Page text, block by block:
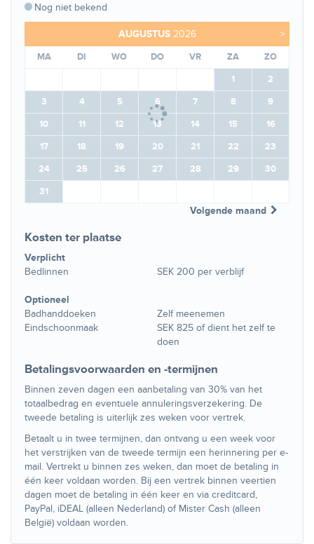
Nog niet bekend
>
AUGUSTUS 2026
MA DI WO DO VR ZA
ZO
1
2
3
4 5 6 7 8
9
10
11 12 13 14 15
16
17
18 19 20 21 22
23
24
25 26 27 28 29
30
31
Volgende maand
Kosten ter plaatse
Verplicht
Bedlinnen
SEK 200 per verblijf
Optioneel
Badhanddoeken
Zelf meenemen
Eindschoonmaak
SEK 825 of dient het zelf te
doen
Betalingsvoorwaarden en -termijnen
Binnen zeven dagen een aanbetaling van 30% van het
totaalbedrag en eventuele annuleringsverzekering. De
tweede betaling is uiterlijk zes weken voor vertrek.
Betaalt u in twee termijnen, dan ontvang u een week voor
het verstrijken van de tweede termijn een herinnering per e-
mail. Vertrekt u binnen zes weken, dan moet de betaling in
één keer voldaan worden. Bij een vertrek binnen veertien
dagen moet de betaling in één keer en via creditcard,
PayPal, iDEAL (alleen Nederland) of Mister Cash (alleen
België) voldaan worden.